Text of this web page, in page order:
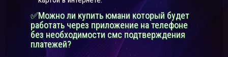
✅Можно ли купить юмани который будет
работать через приложение на телефоне
без необходимости смс подтверждения
платежей?